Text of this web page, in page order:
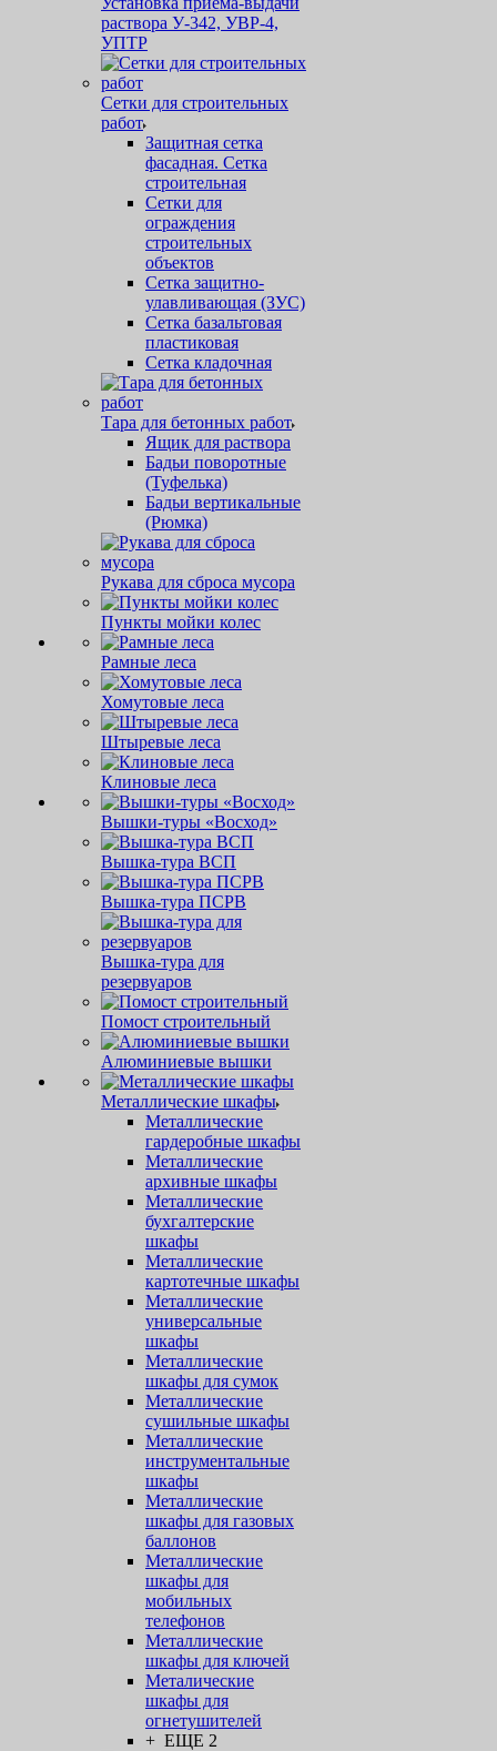
раствора У-342, УВР-4,
УПТР
Сетки для строительных
работ
Защитная cетка
фасадная. Сетка
строительная
Сетки для
ограждения
строительных
объектов
Сетка защитно-
улавливающая (ЗУС)
Сетка базальтовая
пластиковая
Сетка кладочная
Тара для бетонных работ
Ящик для раствора
Бадьи поворотные
(Туфелька)
Бадьи вертикальные
(Рюмка)
Рукава для сброса мусора
Пункты мойки колес
Рамные леса
Хомутовые леса
Штыревые леса
Клиновые леса
Вышки-туры «Восход»
Вышка-тура ВСП
Вышка-тура ПСРВ
Вышка-тура для
резервуаров
Помост строительный
Алюминиевые вышки
Металлические шкафы
Металлические
гардеробные шкафы
Металлические
архивные шкафы
Металлические
бухгалтерские
шкафы
Металлические
картотечные шкафы
Металлические
универсальные
шкафы
Металлические
шкафы для сумок
Металлические
сушильные шкафы
Металлические
инструментальные
шкафы
Металлические
шкафы для газовых
баллонов
Металлические
шкафы для
мобильных
телефонов
Металлические
шкафы для ключей
Металические
шкафы для
огнетушителей
+ ЕЩЕ 2